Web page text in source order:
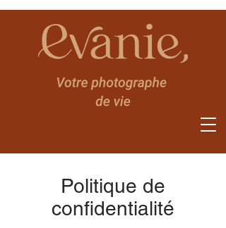
Politique de
confidentialité